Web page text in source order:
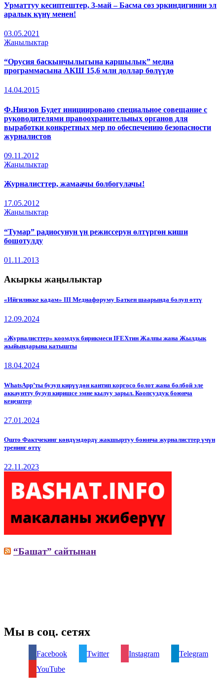
Урматтуу кесиптештер, 3-май – Басма сөз эркиндигинин эл
аралык күнү менен!
03.05.2021
Жаңылыктар
“Орусия баскынчылыгына каршылык” медиа
программасына АКШ 15,6 млн доллар бөлүүдө
14.04.2015
Ф.Ниязов Будет инициировано специальное совещание с
руководителями правоохранительных органов для
выработки конкретных мер по обеспечению безопасности
журналистов
09.11.2012
Жаңылыктар
Журналисттер, жамаачы болбогулачы!
17.05.2012
Жаңылыктар
“Тумар” радиосунун үн режиссерун өлтүргөн киши
бошотулду
01.11.2013
Акыркы жаңылыктар
«Ийгиликке кадам» III Медиафоруму Баткен шаарында болуп өттү
12.09.2024
«Журналисттер» коомдук бирикмеси IFEXтин Жалпы жана Жылдык
жыйындарына катышты
18.04.2024
WhatsApp’ты бузуп кирүүдөн кантип коргосо болот жана болбой эле
аккаунтту бузуп киришсе эмне кылуу зарыл. Коопсуздук боюнча
кеңештер
27.01.2024
Ошто Фактчекинг көндүмдөрдү жакшыртуу боюнча журналисттер үчүн
тренинг өттү
22.11.2023
“Башат” сайтынан
Мы в соц. сетях
Facebook Twitter Instagram
Telegram
YouTube